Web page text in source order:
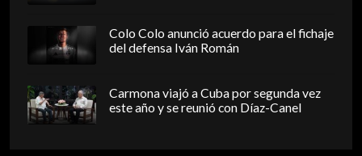
Colo Colo anunció acuerdo para el fichaje
del defensa Iván Román
Carmona viajó a Cuba por segunda vez
este año y se reunió con Díaz-Canel